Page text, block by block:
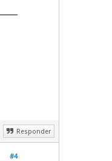
Responder
#4